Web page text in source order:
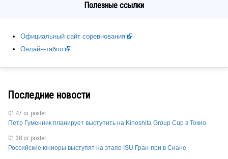
RUS
RUS
Полезные ссылки
Официальный сайт соревнования
Онлайн-табло
Последние новости
01:47 от poster
Пётр Гуменник планирует выступить на Kinoshita Group Cup в Токио
01:38 от poster
Российские юниоры выступят на этапе ISU Гран-при в Сиане